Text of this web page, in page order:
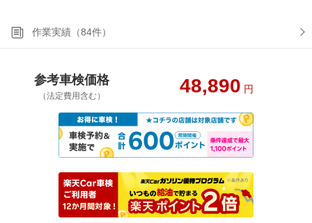
作業実績（84件）
参考車検価格
（法定費用含む） 48,890 円